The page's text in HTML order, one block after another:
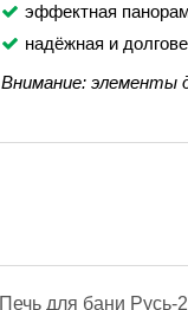
эффектная
надёжная и
Внимание: элементы
Печь для бани Русь-